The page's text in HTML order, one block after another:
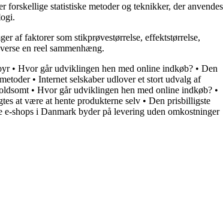
forskellige statistiske metoder og teknikker, der anvendes
af faktorer som stikprøvestørrelse, effektstørrelse,
en reel sammenhæng.
• Hvor går udviklingen hen med online indkøb? • Den
• Internet selskaber udlover et stort udvalg af
• Hvor går udviklingen hen med online indkøb? •
at være at hente produkterne selv • Den prisbilligste
e-shops i Danmark byder på levering uden omkostninger